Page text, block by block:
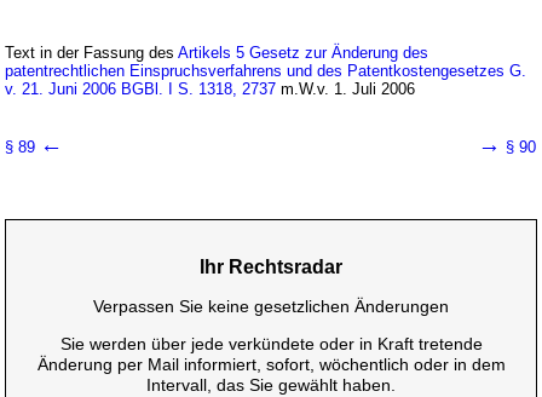
Text in der Fassung desArtikels 5 Gesetz zur Änderung des
patentrechtlichen Einspruchsverfahrens und des Patentkostengesetzes G.
v. 21. Juni 2006 BGBl. I S. 1318, 2737 m.W.v. 1. Juli 2006
§ 89 ← → § 90
Ihr Rechtsradar
Verpassen Sie keine gesetzlichen Änderungen
Sie werden über jede verkündete oder in Kraft tretende
Änderung per Mail informiert, sofort, wöchentlich oder in dem
Intervall, das Sie gewählt haben.